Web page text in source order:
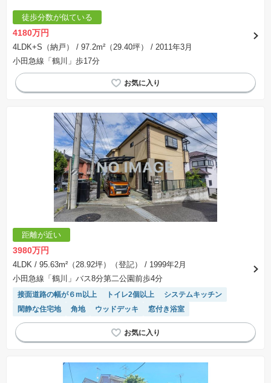
徒歩分数が似ている
4180万円
4LDK+S（納戸） / 97.2m²（29.40坪）
/ 2011年3月
小田急線「鶴川」歩17分
距離が近い
3980万円
4LDK / 95.63m²（28.92坪）（登記）
/ 1999年2月
小田急線「鶴川」バス8分第二公園前歩4分
接面道路の幅が６m以上 トイレ2個以上
システムキッチン
閑静な住宅地
角地 ウッドデッキ 窓付き浴室